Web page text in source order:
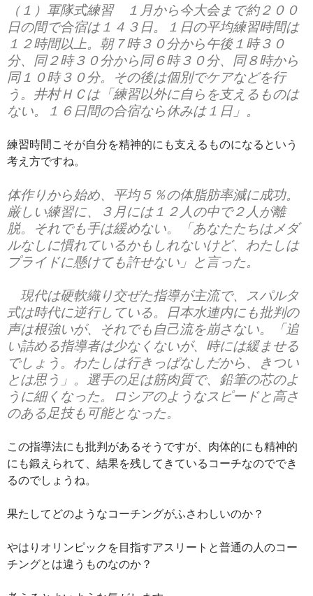
（１）軍隊式練習 １月から今大会まで約２００
日の間で合宿は１４３日。１日の平均練習時間は
１２時間以上。朝７時３０分から午後１時３０
分、同２時３０分から同６時３０分、同８時から
同１０時３０分。その後は個別でケアなどを行
う。井村ＨＣは「練習以外に自らを支えるものは
ない。１６日間の合宿なら休みは１日」。
練習時間こそが自分を精神的にも支えるものになるという
考え方ですね。
体作りから始め、平均５％の体脂肪率減に成功。
厳しい練習に、３月には１２人の中で２人が離
脱。それでも手は緩めない。「あなたたちはメダ
ルなしに慣れているかもしれないけど、わたしは
プライドに懸けても許せない」と言った。
現代は硬軟織り交ぜた指導が主流で、スパルタ
式は時代に逆行している。日本水連内にも批判の
声は根強いが、それでも自己流を崩さない。「追
い詰める指導者は少なくないが、時には緩ませる
でしょう。わたしは行きっぱなしだから、きつい
とは思う」。選手の足は筋肉質で、鉛筆の芯のよ
うに細くなった。ロシアのようなスピードと高さ
のある足技も可能となった。
この指導法にも批判があるそうですが、肉体的にも精神的
にも鍛えられて、結果を残してきているコーチなのででき
るのでしょうね。
果たしてどのようなコーチングがふさわしいのか？
やはりオリンピックを目指すアスリートと普通の人のコー
チングとは違うものなのか？